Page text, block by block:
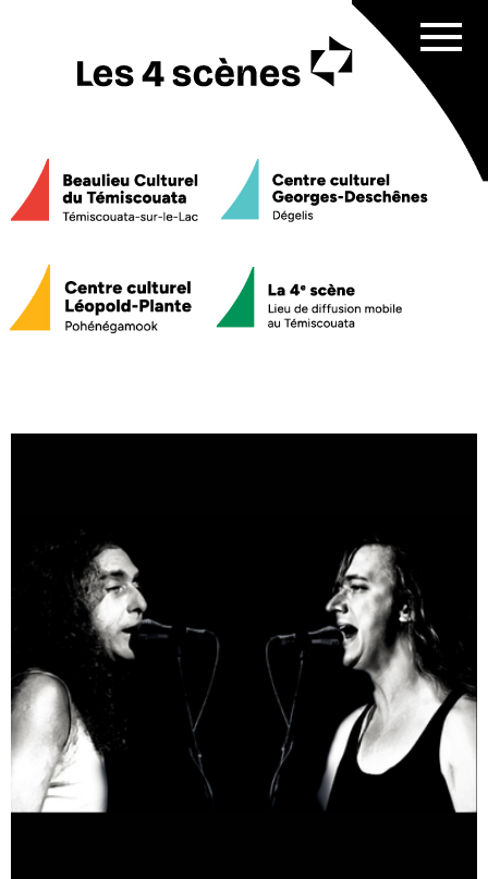
Sorties culturelles
scolaires
Service de médiation culturelle
Nos 4 scènes
Beaulieu Culturel du Témiscouata
Nouvelles
Chèque-cadeau
Devenir membre
FAQ
Nous joindre
418 853-2332 poste 4685